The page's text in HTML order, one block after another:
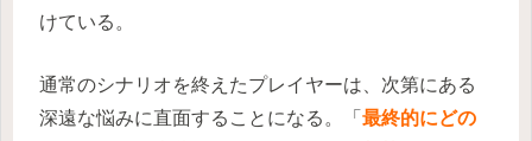
けている。
通常のシナリオを終えたプレイヤーは、次第にある
深遠な悩みに直面することになる。「 最終的にどの